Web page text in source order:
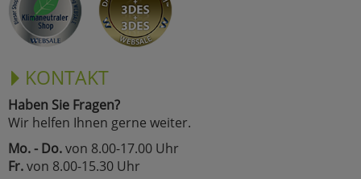
KONTAKT
Haben Sie Fragen?
Wir helfen Ihnen gerne weiter.
Mo. - Do.von 8.00-17.00 Uhr
Fr.von 8.00-15.30 Uhr